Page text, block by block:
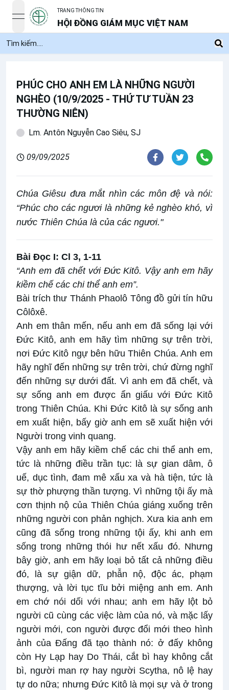
open navigation menu
TRANG THÔNG TIN
HỘI ĐỒNG GIÁM MỤC VIỆT NAM
PHÚC CHO ANH EM LÀ NHỮNG NGƯỜI
NGHÈO (10/9/2025 - THỨ TƯ TUẦN 23
THƯỜNG NIÊN)
Lm. Antôn Nguyễn Cao Siêu, SJ
09/09/2025
Chúa Giêsu đưa mắt nhìn các môn đệ và nói:
“Phúc cho các ngươi là những kẻ nghèo khó, vì
nước Thiên Chúa là của các ngươi."
Bài Ðọc I: Cl 3, 1-11
“Anh em đã chết với Ðức Kitô. Vậy anh em hãy
kiềm chế các chi thể anh em”.
Bài trích thư Thánh Phaolô Tông đồ gửi tín hữu
Côlôxê.
Anh em thân mến, nếu anh em đã sống lại với
Ðức Kitô, anh em hãy tìm những sự trên trời,
nơi Ðức Kitô ngự bên hữu Thiên Chúa. Anh em
hãy nghĩ đến những sự trên trời, chứ đừng nghĩ
đến những sự dưới đất. Vì anh em đã chết, và
sự sống anh em được ẩn giấu với Ðức Kitô
trong Thiên Chúa. Khi Ðức Kitô là sự sống anh
em xuất hiện, bấy giờ anh em sẽ xuất hiện với
Người trong vinh quang.
Vậy anh em hãy kiềm chế các chi thể anh em,
tức là những điều trần tục: là sự gian dâm, ô
uế, dục tình, đam mê xấu xa và hà tiện, tức là
sự thờ phượng thần tượng. Vì những tội ấy mà
cơn thịnh nộ của Thiên Chúa giáng xuống trên
những người con phản nghịch. Xưa kia anh em
cũng đã sống trong những tội ấy, khi anh em
sống trong những thói hư nết xấu đó. Nhưng
bây giờ, anh em hãy loại bỏ tất cả những điều
đó, là sự giận dữ, phẫn nộ, độc ác, phạm
thượng, và lời tục tĩu bởi miệng anh em. Anh
em chớ nói dối với nhau; anh em hãy lột bỏ
người cũ cùng các việc làm của nó, và mặc lấy
người mới, con người được đổi mới theo hình
ảnh của Ðấng đã tạo thành nó: ở đấy không
còn Hy Lạp hay Do Thái, cắt bì hay không cắt
bì, người man rợ hay người Scytha, nô lệ hay
tự do nữa; nhưng Ðức Kitô là mọi sự và ở trong